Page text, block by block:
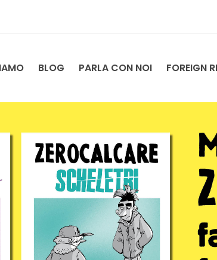
BLOG PARLA CON NOI FOREIGN